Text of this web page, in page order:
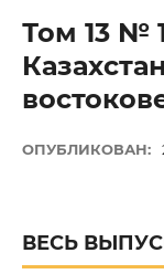
Том 13 №
ОПУБЛИКОВАН:
ВЕСЬ